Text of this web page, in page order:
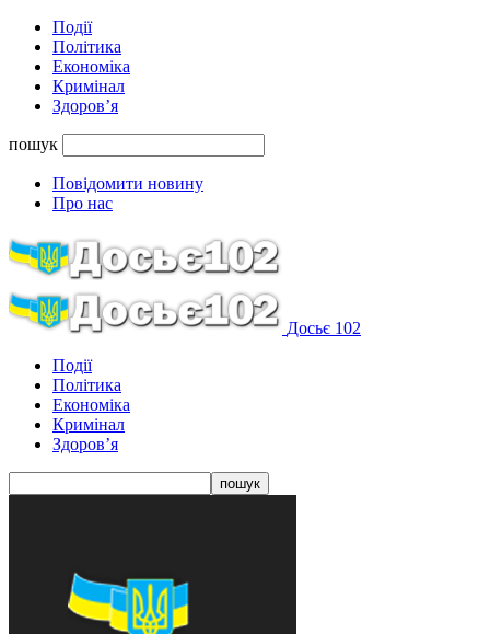
Події
Політика
Економіка
Кримінал
Здоров’я
пошук
Повідомити новину
Про нас
Досьє 102
Події
Політика
Економіка
Кримінал
Здоров’я